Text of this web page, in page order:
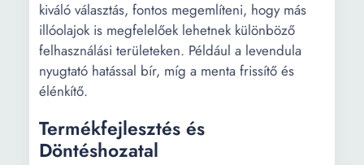
kiváló választás, fontos megemlíteni, hogy más
illóolajok is megfelelőek lehetnek különböző
felhasználási területeken. Például a levendula
nyugtató hatással bír, míg a menta frissítő és
élénkítő.
Termékfejlesztés és
Döntéshozatal